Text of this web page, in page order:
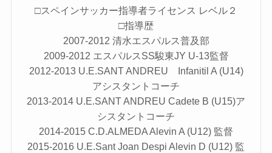
□スペインサッカー指導者ライセンス レベル２
□指導歴
2007-2012 清水エスパルス普及部
2009-2012 エスパルスSS駿東JY U-13監督
2012-2013 U.E.SANT ANDREU Infanitil A (U14)
アシスタントコーチ
2013-2014 U.E.SANT ANDREU Cadete B (U15)ア
シスタントコーチ
2014-2015 C.D.ALMEDA Alevin A (U12) 監督
2015-2016 U.E.Sant Joan Despi Alevin D (U12) 監